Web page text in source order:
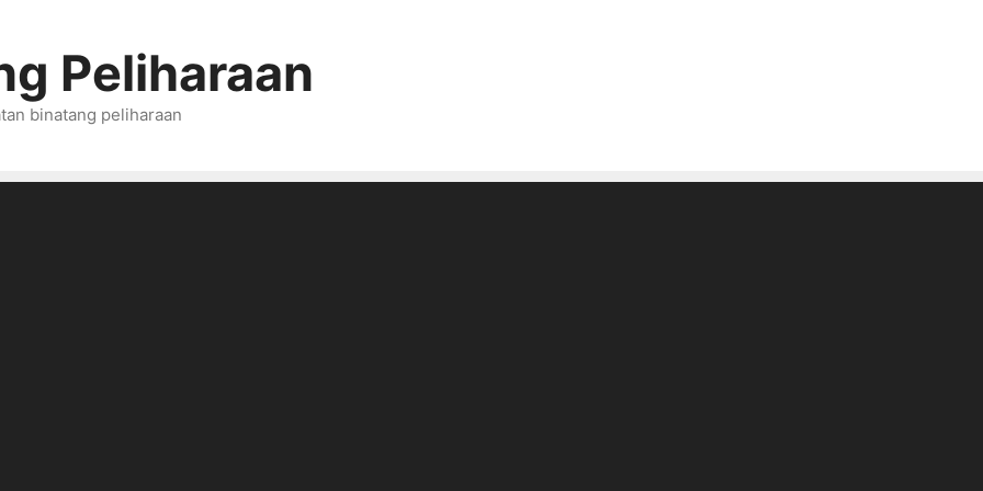
Peliharaan
binatang peliharaan